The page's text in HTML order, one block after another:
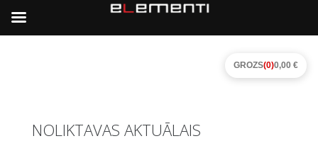
NOLIKTAVAS AKTUĀLAIS
GROZS(0)0,00 €